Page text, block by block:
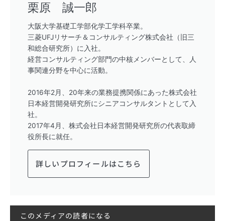
栗原 誠一郎
大阪大学基礎工学部化学工学科卒業。
三菱UFJリサーチ＆コンサルティング株式会社（旧三
和総合研究所）に入社。
経営コンサルティング部門の中核メンバーとして、人
事関連分野を中心に活動。
2016年2月、20年来の業務提携関係にあった株式会社
日本経営開発研究所にシニアコンサルタントとして入
社。
2017年4月、株式会社日本経営開発研究所の代表取締
役所長に就任。
詳しいプロフィールはこちら
このメディアの読者になる